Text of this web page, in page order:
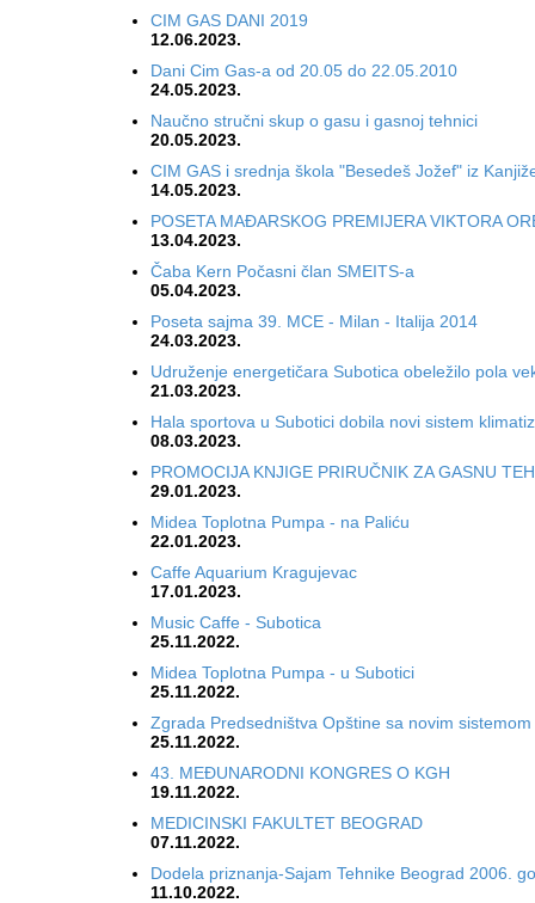
CIM GAS DANI 2019
12.06.2023.
Dani Cim Gas-a od 20.05 do 22.05.2010
24.05.2023.
Naučno stručni skup o gasu i gasnoj tehnici
20.05.2023.
CIM GAS i srednja škola "Besedeš Jožef" iz
14.05.2023.
POSETA MAĐARSKOG PREMIJERA VIKTORA
13.04.2023.
Čaba Kern Počasni član SMEITS-a
05.04.2023.
Poseta sajma 39. MCE - Milan - Italija 2014
24.03.2023.
Udruženje energetičara Subotica obeležilo pola
21.03.2023.
Hala sportova u Subotici dobila novi sistem
08.03.2023.
PROMOCIJA KNJIGE PRIRUČNIK ZA GASNU
29.01.2023.
Midea Toplotna Pumpa - na Paliću
22.01.2023.
Caffe Aquarium Kragujevac
17.01.2023.
Music Caffe - Subotica
25.11.2022.
Midea Toplotna Pumpa - u Subotici
25.11.2022.
Zgrada Predsedništva Opštine sa novim
25.11.2022.
43. MEĐUNARODNI KONGRES O KGH
19.11.2022.
MEDICINSKI FAKULTET BEOGRAD
07.11.2022.
Dodela priznanja-Sajam Tehnike Beograd 2006.
11.10.2022.